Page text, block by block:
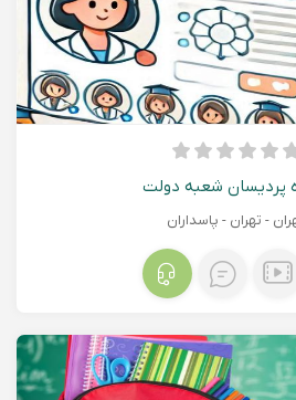
پردیسان شعبه دولت
- تهران - پاسداران